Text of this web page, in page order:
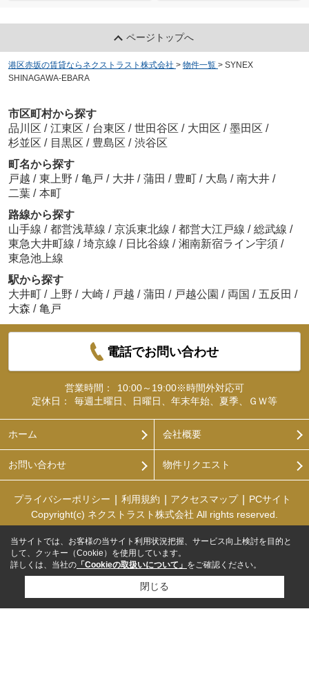
ページトップへ
港区赤坂の賃貸ならネクストラスト株式会社 > 物件一覧 > SYNEX
SHINAGAWA-EBARA
市区町村から探す
品川区 / 江東区 / 台東区 / 世田谷区 / 大田区 / 墨田区 /
杉並区 / 目黒区 / 豊島区 / 渋谷区
町名から探す
戸越 / 東上野 / 亀戸 / 大井 / 蒲田 / 豊町 / 大島 / 南大井 /
二葉 / 本町
路線から探す
山手線 / 都営浅草線 / 京浜東北線 / 都営大江戸線 / 総武線 /
東急大井町線 / 埼京線 / 日比谷線 / 湘南新宿ライン宇須 /
東急池上線
駅から探す
大井町 / 上野 / 大崎 / 戸越 / 蒲田 / 戸越公園 / 両国 / 五反田 /
大森 / 亀戸
電話でお問い合わせ
営業時間：
10:00～19:00※時間外対応可
定休日：
毎週土曜日、日曜日、年末年始、夏季、ＧＷ等
ホーム 会社概要
お問い合わせ 物件リクエスト
プライバシーポリシー 利用規約 アクセスマップ
PCサイト
Copyright(c) ネクストラスト株式会社 All rights reserved.
当サイトでは、お客様の当サイト利用状況把握、サービス向上検討を目的と
して、クッキー（Cookie）を使用しています。
詳しくは、当社の 「Cookieの取扱いについて」 をご確認ください。
閉じる